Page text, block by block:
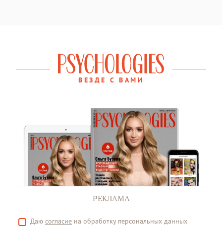
ВЕЗДЕ С ВАМИ
РЕКЛАМА
Даю согласие на обработку персональных данных